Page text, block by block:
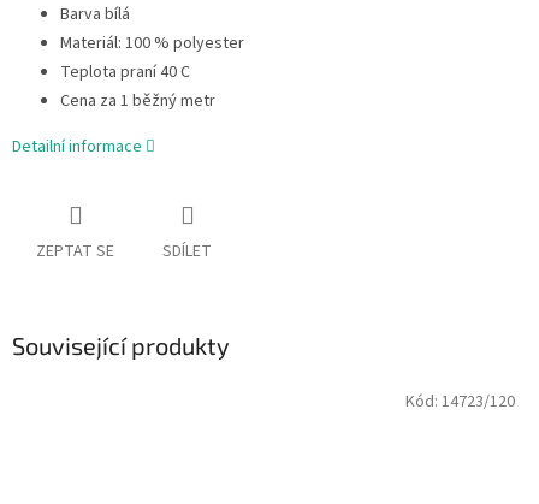
Barva bílá
Materiál: 100 % polyester
Teplota praní 40 C
Cena za 1 běžný metr
Detailní informace
ZEPTAT SE SDÍLET
Související produkty
Kód: 14723/120